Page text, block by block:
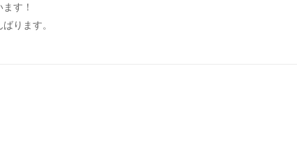
す！
ります。